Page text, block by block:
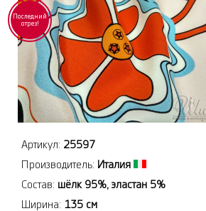
Последний
отрез!
Артикул: 25597
Производитель: Италия
Состав: шёлк 95%, эластан 5%
Ширина: 135 см